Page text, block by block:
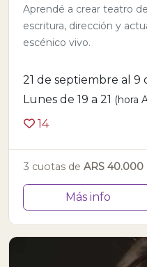
Aprendé a crear teatro
escritura, dirección y
escénico vivo.
21 de septiembre al 9
Lunes de 19 a 21 (hora
14
3 cuotas de ARS 40.000
Más info